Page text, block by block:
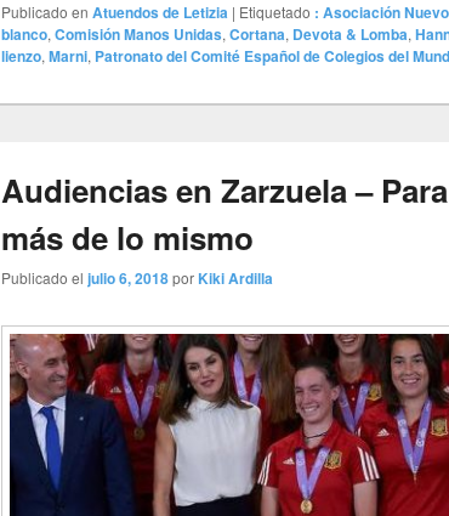
Publicado en Atuendos de Letizia | Etiquetado : Asociación
blanco,Comisión Manos Unidas,Cortana, Devota & Lomba,
lienzo,Marni, Patronato del Comité Español de Colegios del
Audiencias en Zarzuela –
más de lo mismo
Publicado el julio 6, 2018por Kiki Ardilla